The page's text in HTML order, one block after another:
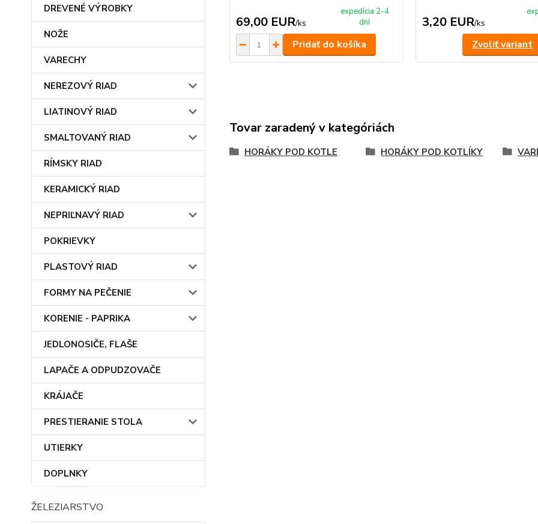
DREVENÉ VÝROBKY
NOŽE
VARECHY
NEREZOVÝ RIAD
LIATINOVÝ RIAD
SMALTOVANÝ RIAD
RÍMSKY RIAD
KERAMICKÝ RIAD
NEPRIĽNAVÝ RIAD
POKRIEVKY
PLASTOVÝ RIAD
FORMY NA PEČENIE
KORENIE - PAPRIKA
JEDLONOSIČE, FLAŠE
LAPAČE A ODPUDZOVAČE
KRÁJAČE
PRESTIERANIE STOLA
UTIERKY
DOPLNKY
ŽELEZIARSTVO
69,00 EUR/ks
expedícia 2-4
dní
Pridať do košíka
3,20 EUR/ks
Zvoliť variant
Tovar zaradený v kategóriách
HORÁKY POD KOTLE HORÁKY POD KOTLÍKY